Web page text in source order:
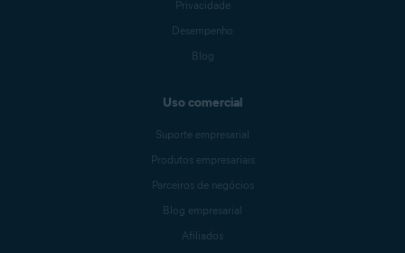
Privacidade
Desempenho
Blog
Uso comercial
Suporte empresarial
Produtos empresariais
Parceiros de negócios
Blog empresarial
Afiliados